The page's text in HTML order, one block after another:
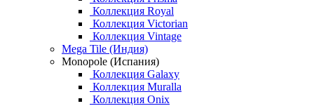
Коллекция Royal
Коллекция Victorian
Коллекция Vintage
Mega Tile (Индия)
Monopole (Испания)
Коллекция Galaxy
Коллекция Muralla
Коллекция Onix